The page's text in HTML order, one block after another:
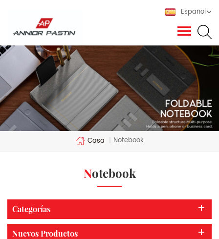
Español
Casa | Notebook
Notebook
Categorías
Nuevos Productos